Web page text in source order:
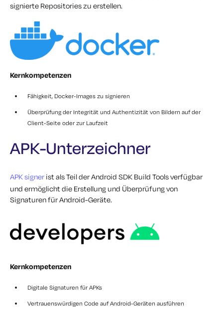
signierte Repositories zu erstellen.
Kernkompetenzen
Fähigkeit, Docker-Images zu signieren
Überprüfung der Integrität und Authentizität von Bildern auf der
Client-Seite oder zur Laufzeit
APK-Unterzeichner
APK signer ist als Teil der Android SDK Build Tools verfügbar
und ermöglicht die Erstellung und Überprüfung von
Signaturen für Android-Geräte.
Kernkompetenzen
Digitale Signaturen für APKs
Vertrauenswürdigen Code auf Android-Geräten ausführen